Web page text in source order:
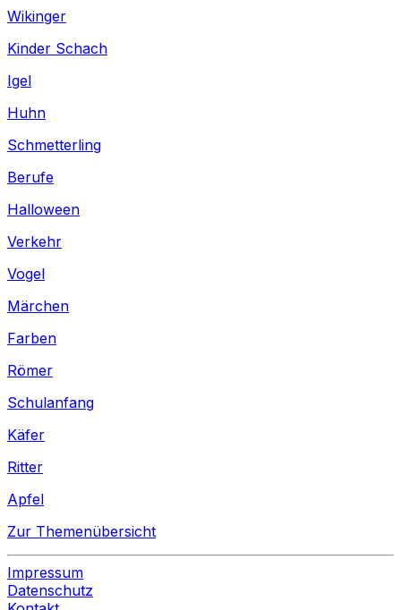
Wikinger
Kinder Schach
Igel
Huhn
Schmetterling
Berufe
Halloween
Verkehr
Vogel
Märchen
Farben
Römer
Schulanfang
Käfer
Ritter
Apfel
Zur Themenübersicht
Impressum
Datenschutz